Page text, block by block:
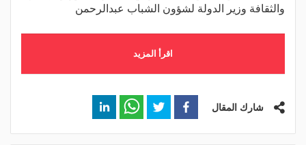
والثقافة وزير الدولة لشؤون الشباب عبدالرحمن
اقرأ المزيد
شارك المقال